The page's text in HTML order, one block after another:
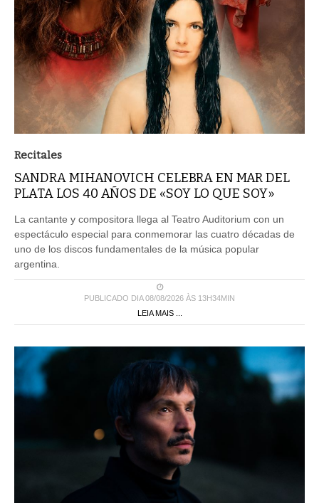
Recitales
SANDRA MIHANOVICH CELEBRA EN MAR DEL
PLATA LOS 40 AÑOS DE «SOY LO QUE SOY»
La cantante y compositora llega al Teatro Auditorium con un
espectáculo especial para conmemorar las cuatro décadas de
uno de los discos fundamentales de la música popular
argentina.
PUBLICADO DIA 08/08/2026 ÀS 13H34MIN
LEIA MAIS ...